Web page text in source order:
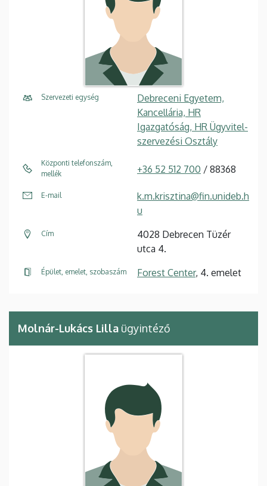
Szervezeti egység
Debreceni Egyetem,
Kancellária, HR
Igazgatóság, HR Ügyvitel-
szervezési Osztály
Központi telefonszám,
mellék
+36 52 512 700 / 88368
E-mail
k.m.krisztina@fin.unideb.h
u
Cím
4028 Debrecen Tüzér
utca 4.
Épület, emelet, szobaszám Forest Center, 4. emelet
Molnár-Lukács Lilla ügyintéző